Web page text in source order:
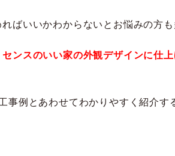
ばいいかわからないとお悩みの方
センスのいい家の外観デザインに仕
事例とあわせてわかりやすく紹介す